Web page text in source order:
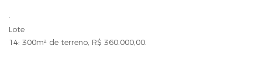
·
Lote
14: 300m² de terreno, R$ 360.000,00.